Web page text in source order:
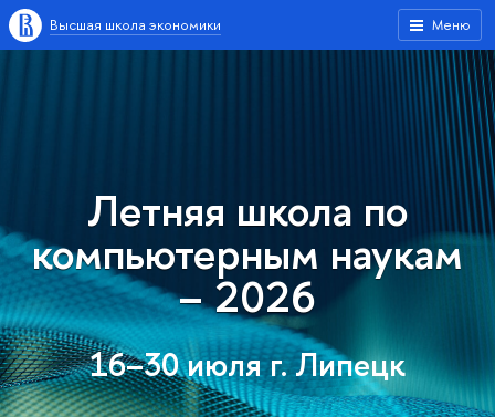
Меню
Высшая школа экономики
Летняя школа по
компьютерным наукам
– 2026
16–30 июля г. Липецк